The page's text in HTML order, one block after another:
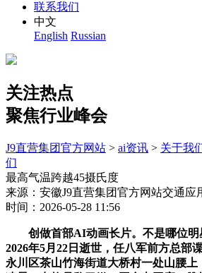
联系我们
中文
English Russian
关注热点
聚焦行业峰会
J9直营集团官方网站 > ai资讯 > 关于我
们
最高气温跨越45摄氏度
来源：安徽J9直营集团官方网站交通应
时间：2026-05-28 11:56
创做首部AI动画长片。不是哪位明
2026年5月22日逝世，任八军前方总部
永川区茶山竹海街道大桥村一处山腰上